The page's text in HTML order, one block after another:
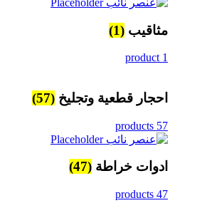
مثاقيب (1)
1 product
احجار قطعية وتجليخ (57)
57 products
ادوات خراطة (47)
47 products